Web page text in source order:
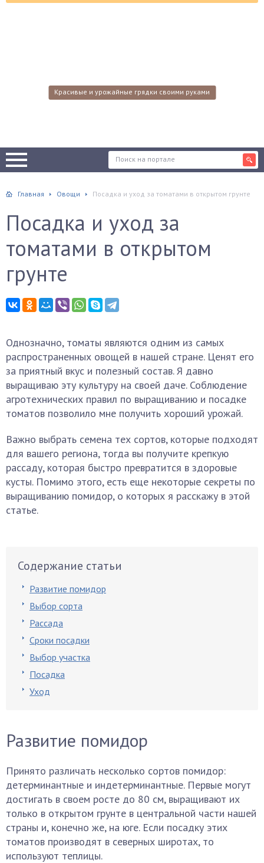
Красивые и урожайные грядки своими руками
Главная Овощи Посадка и уход за томатами в открытом грунте
Посадка и уход за
томатами в открытом
грунте
Однозначно, томаты являются одним из самых
распространенных овощей в нашей стране. Ценят его
за приятный вкус и полезный состав. Я давно
выращиваю эту культуру на своей даче. Соблюдение
агротехнических правил по выращиванию и посадке
томатов позволило мне получить хороший урожай.
Важно выбрать семена тех сортов, которые подходят
для вашего региона, тогда вы получите крепкую
рассаду, которая быстро превратится в здоровые
кусты. Помимо этого, есть еще некоторые секреты по
выращиванию помидор, о которых я расскажу в этой
статье.
Содержание статьи
Развитие помидор
Выбор сорта
Рассада
Сроки посадки
Выбор участка
Посадка
Уход
Развитие помидор
Принято различать несколько сортов помидор:
детерминантные и индетерминантные. Первые могут
достигать в своем росте до 80 см, выращивают их
только в открытом грунте в центральной части нашей
страны и, конечно же, на юге. Если посадку этих
томатов производят в северных широтах, то
используют теплицы.